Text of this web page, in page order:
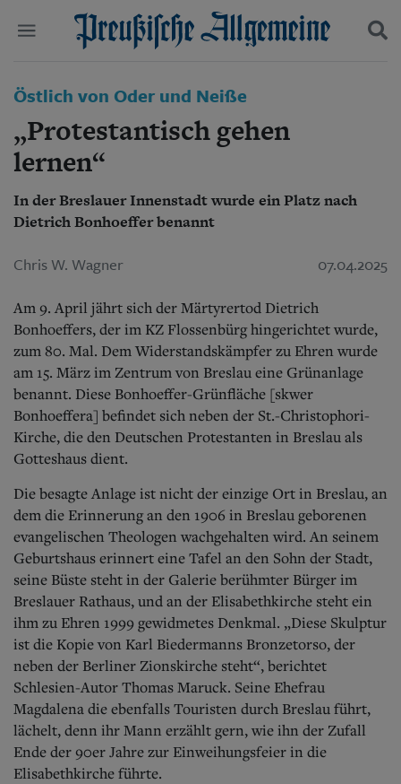
Start
Wer wir sind
Aktuelle Ausgabe
Abonnenten-Login
Abonnent werden
Archiv
Mediadaten
Politik
Wirtschaft
Panorama
Leben
Geschichte
Ostpreußen
Danzig und Westpreußen
Bücher
Kontakt
Impressum
Datenschutz
Suchen und finden
Östlich von Oder und Neiße
„Protestantisch gehen
lernen“
In der Breslauer Innenstadt wurde ein Platz nach
Dietrich Bonhoeffer benannt
Chris W. Wagner 07.04.2025
Am 9. April jährt sich der Märtyrertod Dietrich
Bonhoeffers, der im KZ Flossenbürg hingerichtet wurde,
zum 80. Mal. Dem Widerstandskämpfer zu Ehren wurde
am 15. März im Zentrum von Breslau eine Grünanlage
benannt. Diese Bonhoeffer-Grünfläche [skwer
Bonhoeffera] befindet sich neben der St.-Christophori-
Kirche, die den Deutschen Protestanten in Breslau als
Gotteshaus dient.
Die besagte Anlage ist nicht der einzige Ort in Breslau, an
dem die Erinnerung an den 1906 in Breslau geborenen
evangelischen Theologen wachgehalten wird. An seinem
Geburtshaus erinnert eine Tafel an den Sohn der Stadt,
seine Büste steht in der Galerie berühmter Bürger im
Breslauer Rathaus, und an der Elisabethkirche steht ein
ihm zu Ehren 1999 gewidmetes Denkmal. „Diese Skulptur
ist die Kopie von Karl Biedermanns Bronzetorso, der
neben der Berliner Zionskirche steht“, berichtet
Schlesien-Autor Thomas Maruck. Seine Ehefrau
Magdalena die ebenfalls Touristen durch Breslau führt,
lächelt, denn ihr Mann erzählt gern, wie ihn der Zufall
Ende der 90er Jahre zur Einweihungsfeier in die
Elisabethkirche führte.